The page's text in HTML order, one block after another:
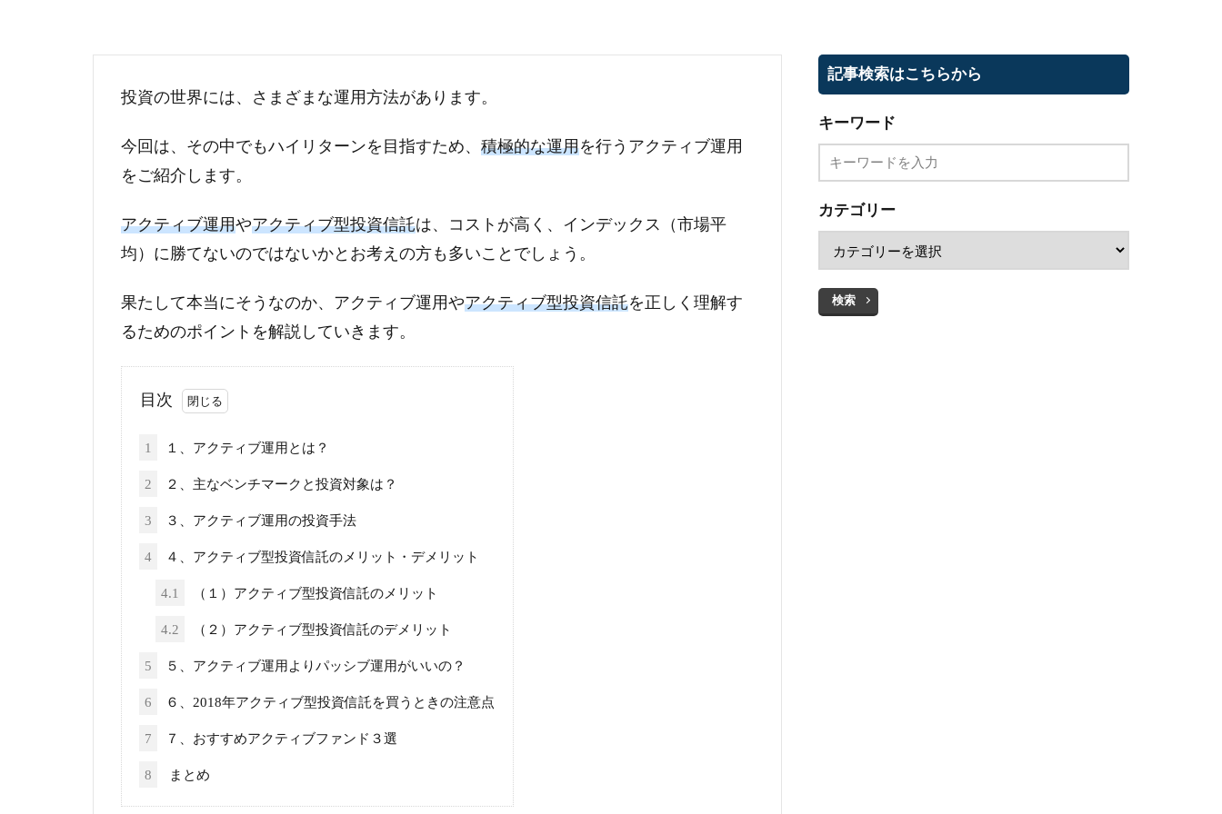
投資の世界には、さまざまな運用方法があります。
今回は、その中でもハイリターンを目指すため、 積極的な運用を行うアクティブ運用
をご紹介します。
アクティブ運用やアクティブ型投資信託は、コストが高く、インデックス（市場平
均）に勝てないのではないかとお考えの方も多いことでしょう。
果たして本当にそうなのか、アクティブ運用やアクティブ型投資信託を正しく理解す
るためのポイントを解説していきます。
目次
1 １、アクティブ運用とは？
2 ２、主なベンチマークと投資対象は？
3 ３、アクティブ運用の投資手法
4 ４、アクティブ型投資信託のメリット・デメリット
4.1 （１）アクティブ型投資信託のメリット
4.2 （２）アクティブ型投資信託のデメリット
5 ５、アクティブ運用よりパッシブ運用がいいの？
6 ６、2018年アクティブ型投資信託を買うときの注意点
7 ７、おすすめアクティブファンド３選
8 まとめ
記事検索はこちらから
キーワード
カテゴリー
検索